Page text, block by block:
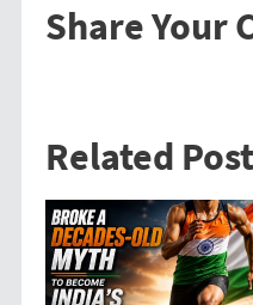
Share Your
Related